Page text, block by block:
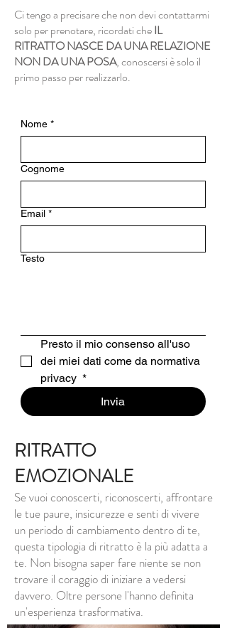
Ci tengo a precisare che non devi contattarmi
solo per prenotare, ricordati cheIL
RITRATTO NASCE DA UNA RELAZIONE
NON DA UNA POSA, conoscersi è solo il
primo passo per realizzarlo.
Nome *
Cognome
Email *
Testo
Presto il mio consenso all'uso
dei miei dati come da normativa
privacy *
Invia
RITRATTO
EMOZIONALE
Se vuoi conoscerti, riconoscerti, affrontare
le tue paure, insicurezze e senti di vivere
un periodo di cambiamento dentro di te,
questa tipologia di ritratto è la più adatta a
te. Non bisogna saper fare niente se non
trovare il coraggio di iniziare a vedersi
davvero. Oltre persone l'hanno definita
un'esperienza trasformativa.